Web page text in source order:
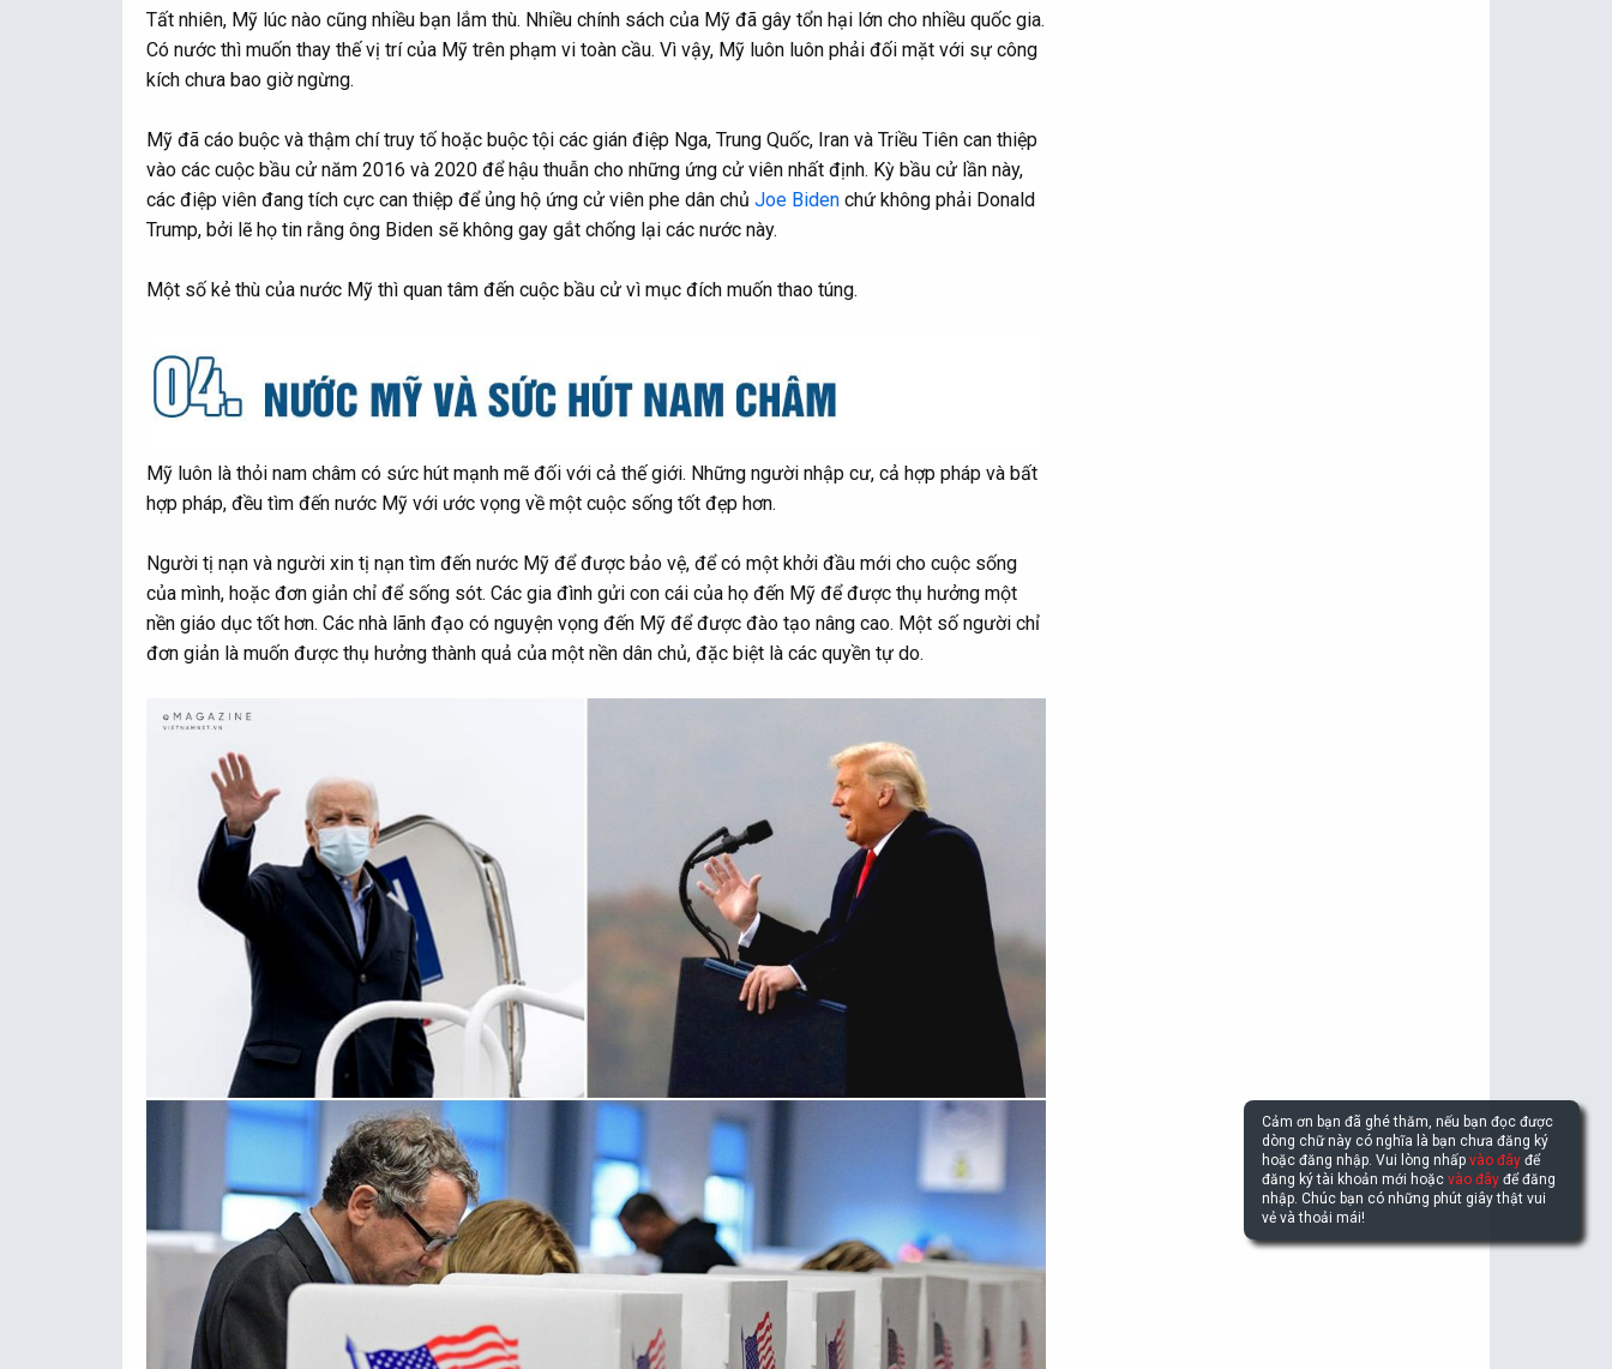
Tất nhiên, Mỹ lúc nào cũng nhiều bạn lắm thù. Nhiều chính sách của Mỹ đã gây tổn hại lớn cho nhiều quốc gia.
Có nước thì muốn thay thế vị trí của Mỹ trên phạm vi toàn cầu. Vì vậy, Mỹ luôn luôn phải đối mặt với sự công
kích chưa bao giờ ngừng.
Mỹ đã cáo buộc và thậm chí truy tố hoặc buộc tội các gián điệp Nga, Trung Quốc, Iran và Triều Tiên can thiệp
vào các cuộc bầu cử năm 2016 và 2020 để hậu thuẫn cho những ứng cử viên nhất định. Kỳ bầu cử lần này,
các điệp viên đang tích cực can thiệp để ủng hộ ứng cử viên phe dân chủ Joe Biden chứ không phải Donald
Trump, bởi lẽ họ tin rằng ông Biden sẽ không gay gắt chống lại các nước này.
Một số kẻ thù của nước Mỹ thì quan tâm đến cuộc bầu cử vì mục đích muốn thao túng.
Mỹ luôn là thỏi nam châm có sức hút mạnh mẽ đối với cả thế giới. Những người nhập cư, cả hợp pháp và bất
hợp pháp, đều tìm đến nước Mỹ với ước vọng về một cuộc sống tốt đẹp hơn.
Người tị nạn và người xin tị nạn tìm đến nước Mỹ để được bảo vệ, để có một khởi đầu mới cho cuộc sống
của mình, hoặc đơn giản chỉ để sống sót. Các gia đình gửi con cái của họ đến Mỹ để được thụ hưởng một
nền giáo dục tốt hơn. Các nhà lãnh đạo có nguyện vọng đến Mỹ để được đào tạo nâng cao. Một số người chỉ
đơn giản là muốn được thụ hưởng thành quả của một nền dân chủ, đặc biệt là các quyền tự do.
Cảm ơn bạn đã ghé thăm, nếu bạn đọc được
dòng chữ này có nghĩa là bạn chưa đăng ký
hoặc đăng nhập. Vui lòng nhấpvào đây để
đăng ký tài khoản mới hoặcvào đây để đăng
nhập. Chúc bạn có những phút giây thật vui
vẻ và thoải mái!